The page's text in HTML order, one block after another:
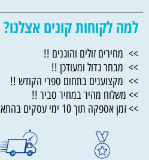
למה לקוחות קונים אצלנו?
>> מחירים זולים והוגנים !!
>> מבחר גדול ומעודכן !!
>> מקצוענים בתחום ספרי הקודש !!
>> משלוח מהיר במחיר סביר !!
>> זמן אספקה תוך 10 ימי עסקים בהתאם לתקנון החנות